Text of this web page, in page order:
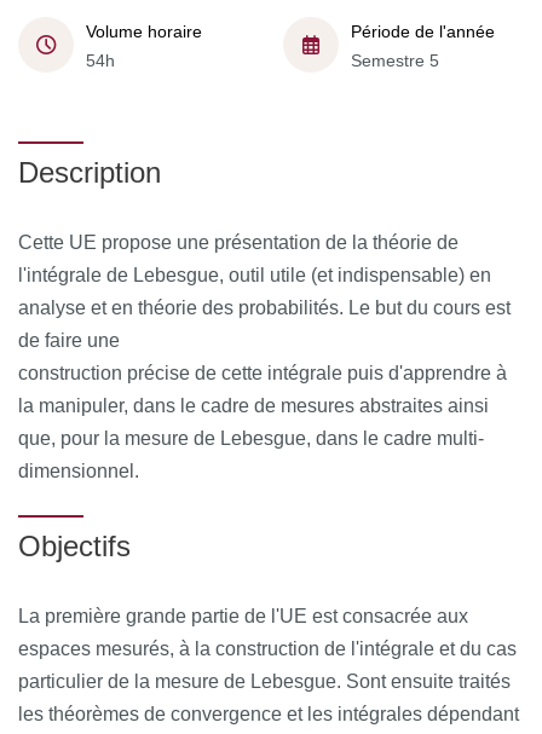
Volume horaire
54h
Période de l'année
Semestre 5
Description
Cette UE propose une présentation de la théorie de
l'intégrale de Lebesgue, outil utile (et indispensable) en
analyse et en théorie des probabilités. Le but du cours est
de faire une
construction précise de cette intégrale puis d'apprendre à
la manipuler, dans le cadre de mesures abstraites ainsi
que, pour la mesure de Lebesgue, dans le cadre multi-
dimensionnel.
Objectifs
La première grande partie de l'UE est consacrée aux
espaces mesurés, à la construction de l'intégrale et du cas
particulier de la mesure de Lebesgue. Sont ensuite traités
les théorèmes de convergence et les intégrales dépendant